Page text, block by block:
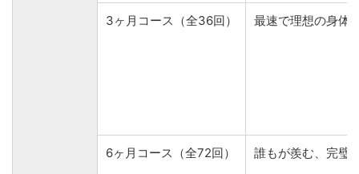
3ヶ月コース（全36回） 最速で理想の身体
6ヶ月コース（全72回） 誰もが羨む、完璧